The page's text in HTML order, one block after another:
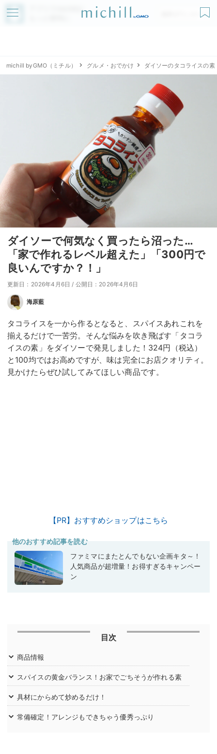
アプリでmichillが
無料ダウンロード
michill byGMO（ミチル） グルメ・おでかけ ダイソーのタコライスの素
ダイソーで何気なく買ったら沼った…
「家で作れるレベル超えた」「300円で
良いんですか？！」
更新日：2026年4月6日 / 公開日：2026年4月6日
海原藍
タコライスを一から作るとなると、スパイスあれこれを
揃えるだけで一苦労。そんな悩みを吹き飛ばす「タコラ
イスの素」をダイソーで発見しました！324円（税込）
と100均ではお高めですが、味は完全にお店クオリティ。
見かけたらぜひ試してみてほしい商品です。
【PR】おすすめショップはこちら
他のおすすめ記事を読む
ファミマにまたとんでもない企画キタ～！
人気商品が超増量！お得すぎるキャンペー
ン
目次
商品情報
スパイスの黄金バランス！お家でごちそうが作れる素
具材にからめて炒めるだけ！
常備確定！アレンジもできちゃう優秀っぷり